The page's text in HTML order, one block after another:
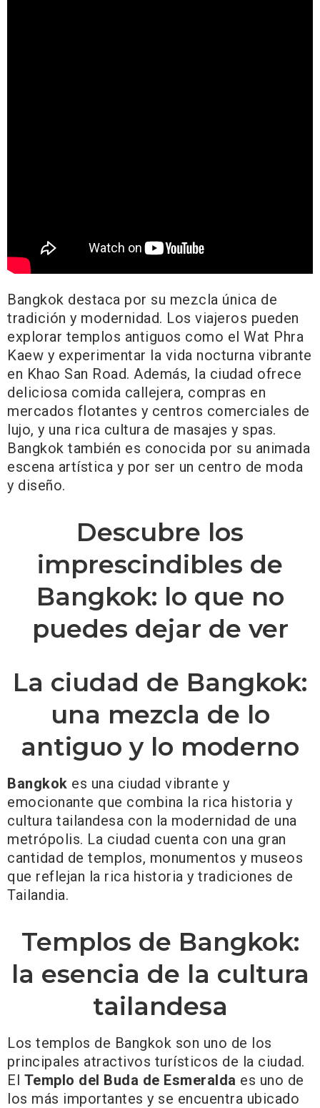
Bangkok destaca por su mezcla única de
tradición y modernidad. Los viajeros pueden
explorar templos antiguos como el Wat Phra
Kaew y experimentar la vida nocturna vibrante
en Khao San Road. Además, la ciudad ofrece
deliciosa comida callejera, compras en
mercados flotantes y centros comerciales de
lujo, y una rica cultura de masajes y spas.
Bangkok también es conocida por su animada
escena artística y por ser un centro de moda
y diseño.
Descubre los
imprescindibles de
Bangkok: lo que no
puedes dejar de ver
La ciudad de Bangkok:
una mezcla de lo
antiguo y lo moderno
Bangkok es una ciudad vibrante y
emocionante que combina la rica historia y
cultura tailandesa con la modernidad de una
metrópolis. La ciudad cuenta con una gran
cantidad de templos, monumentos y museos
que reflejan la rica historia y tradiciones de
Tailandia.
Templos de Bangkok:
la esencia de la cultura
tailandesa
Los templos de Bangkok son uno de los
principales atractivos turísticos de la ciudad.
El Templo del Buda de Esmeralda es uno de
los más importantes y se encuentra ubicado